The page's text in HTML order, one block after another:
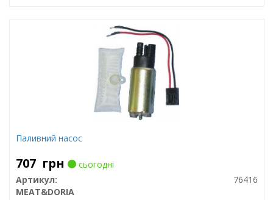
Паливний насос
707 грн
сьогодні
Артикул:
76416
MEAT&DORIA